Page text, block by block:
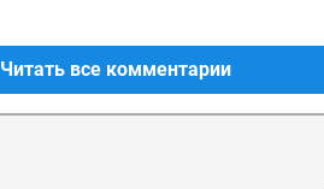
Читать все комментарии